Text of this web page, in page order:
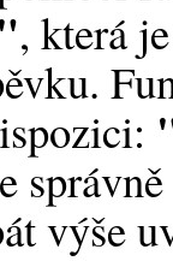
, která
výše